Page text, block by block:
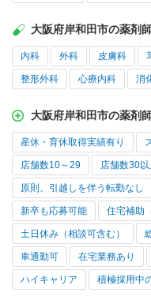
大阪府岸和田市の薬剤
内科 外科 皮膚科
整形外科 心療内科 消
大阪府岸和田市の薬剤
産休・育休取得実績有り
店舗数10～29 店舗数30
原則、引越しを伴う転勤なし
新卒も応募可能 住宅補助
土日休み（相談可含む）
車通勤可 在宅業務あり
ハイキャリア 積極採用中